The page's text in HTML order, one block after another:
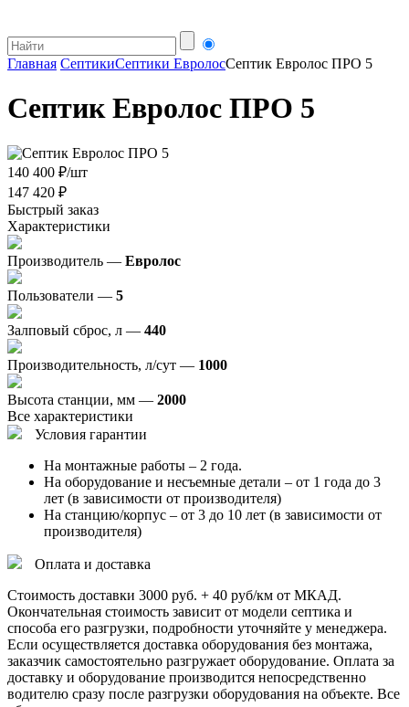
Главная СептикиСептики ЕвролосСептик Евролос ПРО 5
Септик Евролос ПРО 5
140 400 ₽/шт
147 420 ₽
Быстрый заказ
Характеристики
Производитель — Евролос
Пользователи — 5
Залповый сброс, л — 440
Производительность, л/сут — 1000
Высота станции, мм — 2000
Все характеристики
Условия гарантии
На монтажные работы – 2 года.
На оборудование и несъемные детали – от 1 года до 3
лет (в зависимости от производителя)
На станцию/корпус – от 3 до 10 лет (в зависимости от
производителя)
Оплата и доставка
Стоимость доставки 3000 руб. + 40 руб/км от МКАД.
Окончательная стоимость зависит от модели септика и
способа его разгрузки, подробности уточняйте у менеджера.
Если осуществляется доставка оборудования без монтажа,
заказчик самостоятельно разгружает оборудование. Оплата за
доставку и оборудование производится непосредственно
водителю сразу после разгрузки оборудования на объекте. Все